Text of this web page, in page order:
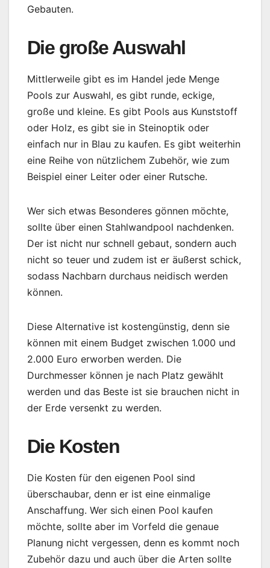
Gebauten.
Die große Auswahl
Mittlerweile gibt es im Handel jede Menge
Pools zur Auswahl, es gibt runde, eckige,
große und kleine. Es gibt Pools aus Kunststoff
oder Holz, es gibt sie in Steinoptik oder
einfach nur in Blau zu kaufen. Es gibt weiterhin
eine Reihe von nützlichem Zubehör, wie zum
Beispiel einer Leiter oder einer Rutsche.
Wer sich etwas Besonderes gönnen möchte,
sollte über einen Stahlwandpool nachdenken.
Der ist nicht nur schnell gebaut, sondern auch
nicht so teuer und zudem ist er äußerst schick,
sodass Nachbarn durchaus neidisch werden
können.
Diese Alternative ist kostengünstig, denn sie
können mit einem Budget zwischen 1.000 und
2.000 Euro erworben werden. Die
Durchmesser können je nach Platz gewählt
werden und das Beste ist sie brauchen nicht in
der Erde versenkt zu werden.
Die Kosten
Die Kosten für den eigenen Pool sind
überschaubar, denn er ist eine einmalige
Anschaffung. Wer sich einen Pool kaufen
möchte, sollte aber im Vorfeld die genaue
Planung nicht vergessen, denn es kommt noch
Zubehör dazu und auch über die Arten sollte